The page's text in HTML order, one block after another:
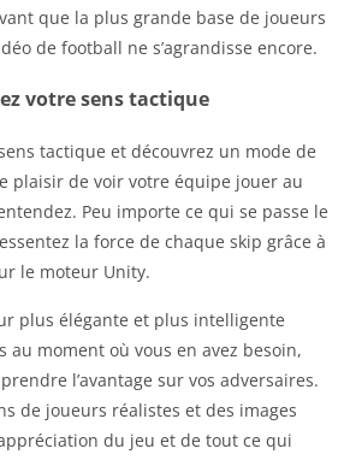
que la plus grande base de joueurs
de football ne s’agrandisse encore.
votre sens tactique
tactique et découvrez un mode de
plaisir de voir votre équipe jouer au
Peu importe ce qui se passe le
la force de chaque skip grâce à
le moteur Unity.
plus élégante et plus intelligente
au moment où vous en avez besoin,
l’avantage sur vos adversaires.
de joueurs réalistes et des images
du jeu et de tout ce qui